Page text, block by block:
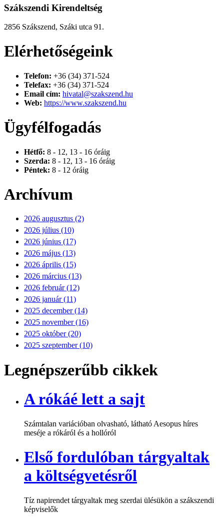
Szákszendi Kirendeltség
2856 Szákszend, Száki utca 91.
Elérhetőségeink
Telefon: +36 (34) 371-524
Telefax: +36 (34) 371-524
Email cím: hivatal@szakszend.hu
Web: https://www.szakszend.hu
Ügyfélfogadás
Hétfő: 8 - 12, 13 - 16 óráig
Szerda: 8 - 12, 13 - 16 óráig
Péntek: 8 - 12 óráig
Archívum
2026 augusztus (2)
2026 július (10)
2026 június (17)
2026 május (13)
2026 április (15)
2026 március (13)
2026 február (12)
2026 január (11)
2025 december (14)
2025 november (16)
2025 október (20)
2025 szeptember (10)
Legnépszerűbb cikkek
A rókáé lett a sajt
Számtalan variációban olvasható, látható Aesopus híres
meséje a rókáról és a hollóról
Első fordulóban tárgyaltak
a költségvetésről
Tíz napirendet tárgyaltak meg szerdai ülésükön a szákszendi
képviselők